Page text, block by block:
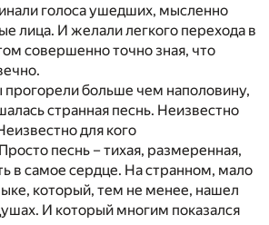
голоса ушедших, мысленно
лица. И желали легкого перехода в
совершенно точно зная, что
прогорели больше чем наполовину,
странная песнь. Неизвестно
для кого
песнь – тихая, размеренная,
в самое сердце. На странном, мало
который, тем не менее, нашел
И который многим показался